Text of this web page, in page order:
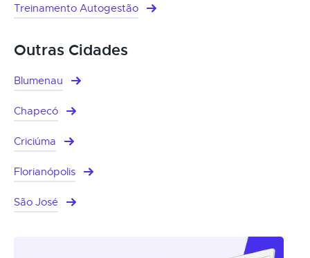
Treinamento Autogestão
Outras Cidades
Blumenau
Chapecó
Criciúma
Florianópolis
São José